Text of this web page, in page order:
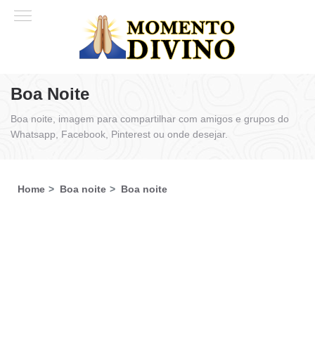
Boa Noite
Boa noite, imagem para compartilhar com amigos e grupos do
Whatsapp, Facebook, Pinterest ou onde desejar.
Home Boa noite Boa noite